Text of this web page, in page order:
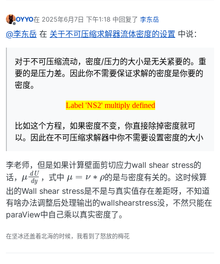
OYYO在 2025年6月7日 下午1:18 中回复了 李东岳
最后由 编辑
@李东岳 在 关于不可压缩求解器流体密度的设置 中说：
对于不可压缩流动，密度/压力的大小是无关紧要的。重
要的是压力差。因此你不需要保证求解的密度是你要的
密度。
Label 'NS2' multiply defined
Label 'NS2' multiply defined
Label 'NS2' multiply defined
比如这个方程，如果密度不变，你直接除掉密度就可
以。因此在不可压缩求解器中你不需要设置密度的大小
李老师，但是如果计算壁面剪切应力wall shear stress的
话， μd
Udy，式中
μ=ν∗ρ
的是与密度有关的。这时候算
出的Wall shear stress是不是与真实值存在差距呀，不知道
有啥办法调整后处理输出的wallshearstress没，不然只能在
paraView中自己乘以真实密度了。
在坚冰还盖着北海的时候，我看到了怒放的梅花